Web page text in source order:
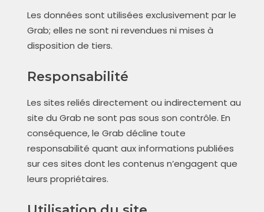
Les données sont utilisées exclusivement par le
Grab; elles ne sont ni revendues ni mises à
disposition de tiers.
Responsabilité
Les sites reliés directement ou indirectement au
site du Grab ne sont pas sous son contrôle. En
conséquence, le Grab décline toute
responsabilité quant aux informations publiées
sur ces sites dont les contenus n’engagent que
leurs propriétaires.